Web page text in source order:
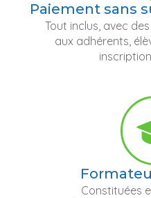
Paiement sans
Tout inclus, avec
aux adhérents,
Constituées